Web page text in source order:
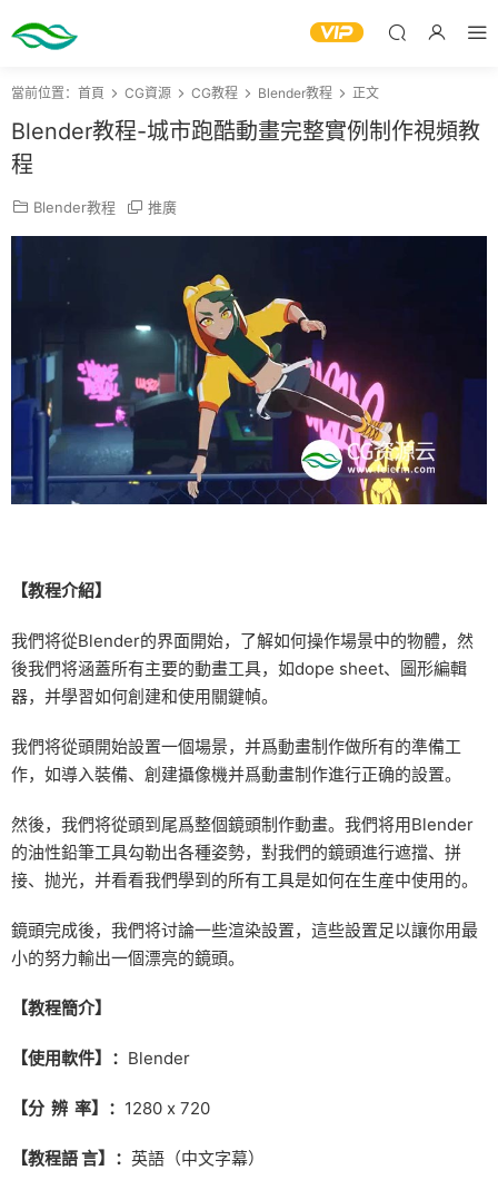
當前位置： 首頁 CG資源 CG教程 Blender教程 正文
Blender教程-城市跑酷動畫完整實例制作視頻教
程
Blender教程 推廣
【教程介紹】
我們将從Blender的界面開始，了解如何操作場景中的物體，然
後我們将涵蓋所有主要的動畫工具，如dope sheet、圖形編輯
器，并學習如何創建和使用關鍵幀。
我們将從頭開始設置一個場景，并爲動畫制作做所有的準備工
作，如導入裝備、創建攝像機并爲動畫制作進行正确的設置。
然後，我們将從頭到尾爲整個鏡頭制作動畫。我們将用Blender
的油性鉛筆工具勾勒出各種姿勢，對我們的鏡頭進行遮擋、拼
接、抛光，并看看我們學到的所有工具是如何在生産中使用的。
鏡頭完成後，我們将讨論一些渲染設置，這些設置足以讓你用最
小的努力輸出一個漂亮的鏡頭。
【教程簡介】
【使用軟件】： Blender
【分 辨 率】： 1280 x 720
【教程語 言】： 英語（中文字幕）